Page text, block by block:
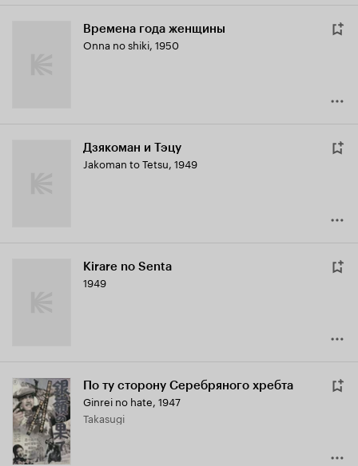
Времена года женщины
Onna no shiki, 1950
Дзякоман и Тэцу
Jakoman to Tetsu, 1949
Kirare no Senta
1949
По ту сторону Серебряного хребта
Ginrei no hate, 1947
Takasugi